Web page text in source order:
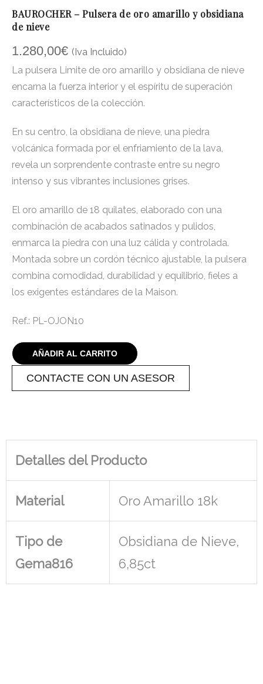
BAUROCHER – Pulsera de oro amarillo y obsidiana
de nieve
1.280,00€ (Iva Incluido)
La pulsera Limite de oro amarillo y obsidiana de nieve
encarna la fuerza interior y el espíritu de superación
característicos de la colección.
En su centro, la obsidiana de nieve, una piedra
volcánica formada por el enfriamiento de la lava,
revela un sorprendente contraste entre su negro
intenso y sus vibrantes inclusiones grises.
El oro amarillo de 18 quilates, elaborado con una
combinación de acabados satinados y pulidos,
enmarca la piedra con una luz cálida y controlada.
Montada sobre un cordón técnico ajustable, la pulsera
combina comodidad, durabilidad y equilibrio, fieles a
los exigentes estándares de la Maison.
Ref.: PL-OJON10
AÑADIR AL CARRITO
CONTACTE CON UN ASESOR
Detalles del Producto
Material Oro Amarillo 18k
Tipo de
Gema816
Obsidiana de Nieve,
6,85ct